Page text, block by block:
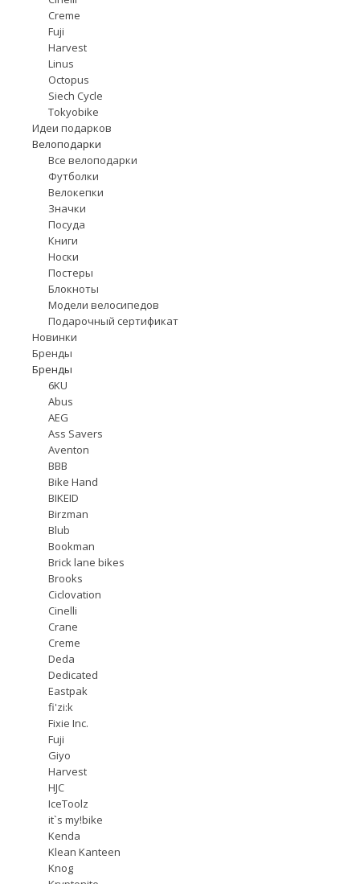
Creme
Fuji
Harvest
Linus
Octopus
Siech Cycle
Tokyobike
Идеи подарков
Велоподарки
Все велоподарки
Футболки
Велокепки
Значки
Посуда
Книги
Носки
Постеры
Блокноты
Модели велосипедов
Подарочный сертификат
Новинки
Бренды
Бренды
6KU
Abus
AEG
Ass Savers
Aventon
BBB
Bike Hand
BIKEID
Birzman
Blub
Bookman
Brick lane bikes
Brooks
Ciclovation
Cinelli
Crane
Creme
Deda
Dedicated
Eastpak
fi'zi:k
Fixie Inc.
Fuji
Giyo
Harvest
HJC
IceToolz
it`s my!bike
Kenda
Klean Kanteen
Knog